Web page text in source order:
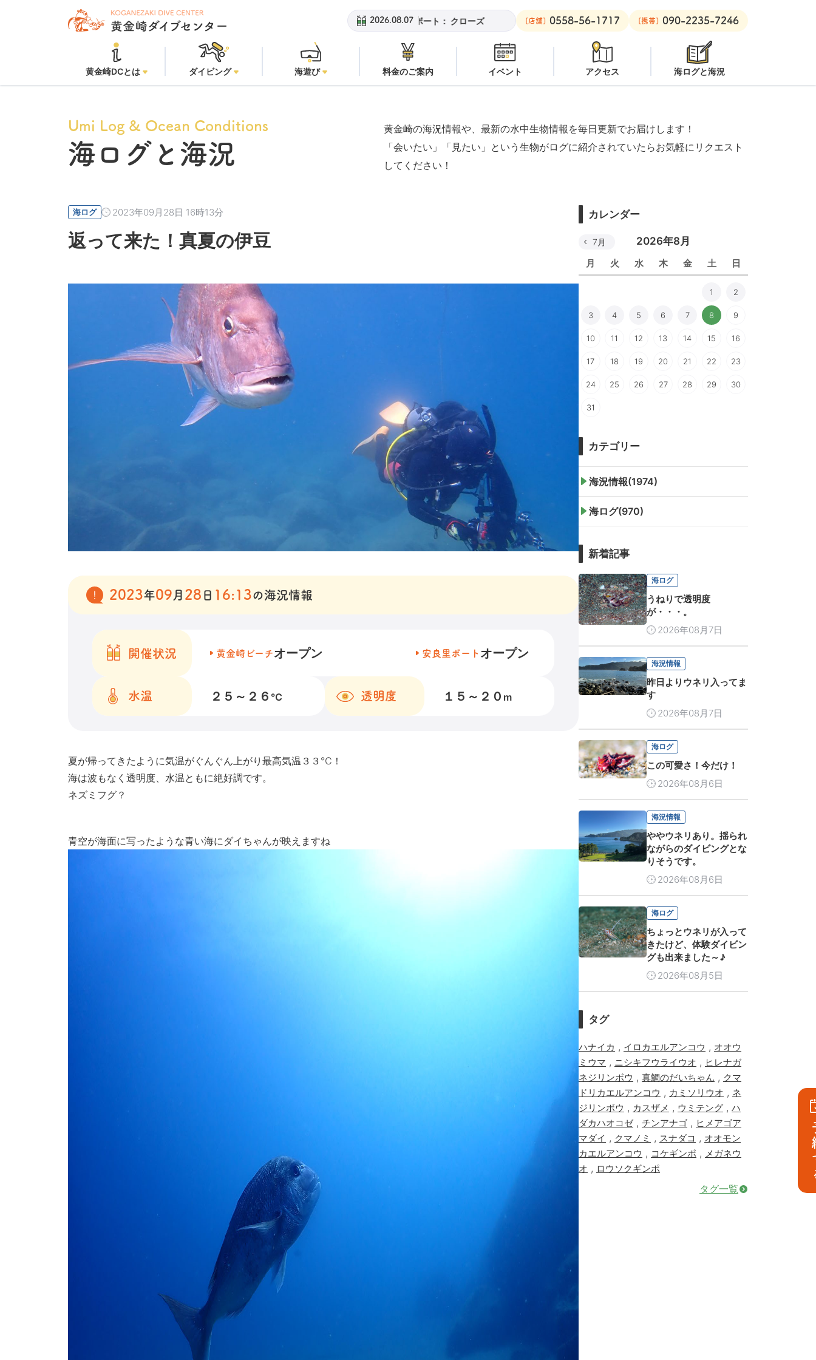
2026.08.07
安良里ボート：クローズ 黄金崎ビーチ： 潜水注意 安良里ボート： クローズ
[店舗] 0558-56-1717 [携帯] 090-2235-7246
黄金崎DCとは ダイビング 海遊び 料金のご案内 イベント アクセス 海ログと海況
Umi Log & Ocean Conditions
海ログと海況
黄金崎の海況情報や、最新の水中生物情報を毎日更新でお届けします！
「会いたい」「見たい」という生物がログに紹介されていたらお気軽にリクエスト
してください！
海ログ 2023年09月28日 16時13分
返って来た！真夏の伊豆
2023年09 月 28 日 16:13の海況情報
開催状況 黄金崎ビーチオープン 安良里ボート オープン
水温 ２５～２６ ℃ 透明度 １５～２０ m
夏が帰ってきたように気温がぐんぐん上がり最高気温３３℃！
海は波もなく透明度、水温ともに絶好調です。
ネズミフグ？
青空が海面に写ったような青い海にダイちゃんが映えますね
カレンダー
2026年8月
月 火 水 木 金 土 日
7月
1 2
3 4 5 6 7 8 9
10 11 12 13 14 15 16
17 18 19 20 21 22 23
24 25 26 27 28 29 30
31
カテゴリー
海況情報(1974)
海ログ(970)
新着記事
海ログ
うねりで透明度
が・・・。
2026年08月7日
海況情報
昨日よりウネリ入ってま
す
2026年08月7日
海ログ
この可愛さ！今だけ！
2026年08月6日
海況情報
ややウネリあり。揺られ
ながらのダイビングとな
りそうです。
2026年08月6日
海ログ
ちょっとウネリが入って
きたけど、体験ダイビン
グも出来ました～♪
2026年08月5日
タグ
ハナイカ , イロカエルアンコウ , オオウ
ミウマ , ニシキフウライウオ , ヒレナガ
ネジリンボウ , 真鯛のだいちゃん , クマ
ドリカエルアンコウ , カミソリウオ , ネ
ジリンボウ , カスザメ , ウミテング , ハ
ダカハオコゼ, チンアナゴ , ヒメアゴア
マダイ , クマノミ , スナダコ , オオモン
カエルアンコウ , コケギンポ , メガネウ
オ , ロウソクギンポ
タグ一覧